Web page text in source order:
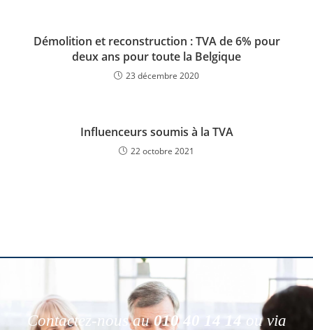
Démolition et reconstruction : TVA de 6% pour
deux ans pour toute la Belgique
23 décembre 2020
Influenceurs soumis à la TVA
22 octobre 2021
Contactez-nous au010 40 14 14
ou via